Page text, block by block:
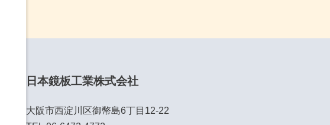
日本鏡板工業株式会社
大阪市西淀川区御幣島6丁目12-22